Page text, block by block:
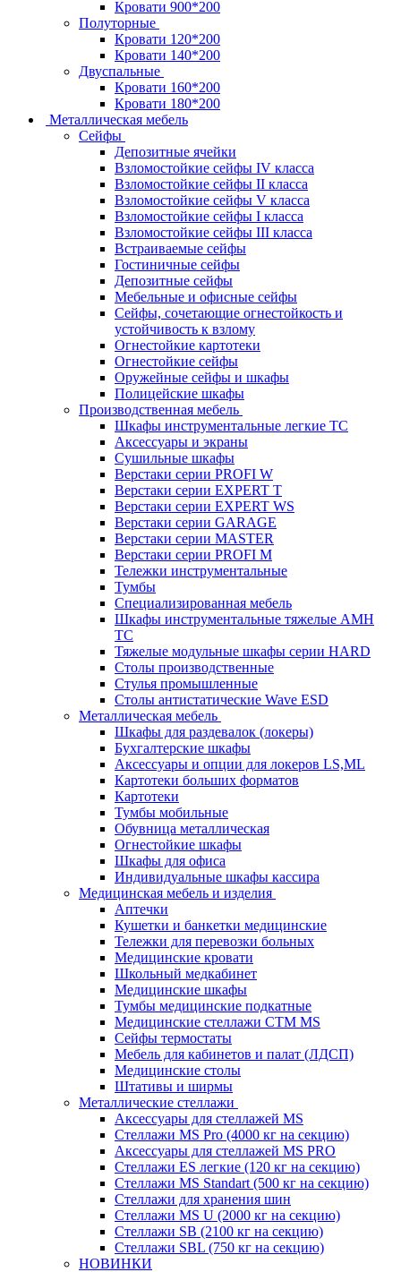
Кровати 900*200
Полуторные
Кровати 120*200
Кровати 140*200
Двуспальные
Кровати 160*200
Кровати 180*200
Металлическая мебель
Сейфы
Депозитные ячейки
Взломостойкие сейфы IV класса
Взломостойкие сейфы II класса
Взломостойкие сейфы V класса
Взломостойкие сейфы I класса
Взломостойкие сейфы III класса
Встраиваемые сейфы
Гостиничные сейфы
Депозитные сейфы
Мебельные и офисные сейфы
Сейфы, сочетающие огнестойкость и
устойчивость к взлому
Огнестойкие картотеки
Огнестойкие сейфы
Оружейные сейфы и шкафы
Полицейские шкафы
Производственная мебель
Шкафы инструментальные легкие ТС
Аксессуары и экраны
Cушильные шкафы
Верстаки серии PROFI W
Верстаки серии EXPERT T
Верстаки серии EXPERT WS
Верстаки серии GARAGE
Верстаки серии MASTER
Верстаки серии PROFI M
Тележки инструментальные
Тумбы
Cпециализированная мебель
Шкафы инструментальные тяжелые AMH
TC
Тяжелые модульные шкафы серии HARD
Столы производственные
Стулья промышленные
Столы антистатические Wave ESD
Металлическая мебель
Шкафы для раздевалок (локеры)
Бухгалтерские шкафы
Аксессуары и опции для локеров LS,ML
Картотеки больших форматов
Картотеки
Тумбы мобильные
Обувница металлическая
Огнестойкие шкафы
Шкафы для офиса
Индивидуальные шкафы кассира
Медицинская мебель и изделия
Аптечки
Кушетки и банкетки медицинские
Тележки для перевозки больных
Медицинские кровати
Школьный медкабинет
Медицинские шкафы
Тумбы медицинские подкатные
Медицинские стеллажи CTM MS
Сейфы термостаты
Мебель для кабинетов и палат (ЛДСП)
Медицинские столы
Штативы и ширмы
Металлические стеллажи
Аксессуары для стеллажей MS
Стеллажи MS Pro (4000 кг на секцию)
Аксессуары для стеллажей MS PRO
Стеллажи ES легкие (120 кг на секцию)
Стеллажи MS Standart (500 кг на секцию)
Стеллажи для хранения шин
Стеллажи MS U (2000 кг на секцию)
Стеллажи SB (2100 кг на секцию)
Стеллажи SBL (750 кг на секцию)
НОВИНКИ